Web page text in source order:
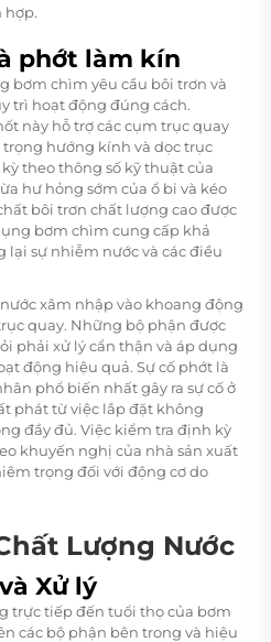
hợp.
phớt làm kín
bơm chìm yêu cầu bôi trơn và
trì hoạt động đúng cách.
này hỗ trợ các cụm trục quay
hướng kính và dọc trục
theo thông số kỹ thuật của
hư hỏng sớm của ổ bi và kéo
bôi trơn chất lượng cao được
bơm chìm cung cấp khả
lại sự nhiễm nước và các điều
xâm nhập vào khoang động
quay. Những bộ phận được
phải xử lý cẩn thận và áp dụng
động hiệu quả. Sự cố phớt là
phổ biến nhất gây ra sự cố ở
phát từ việc lắp đặt không
đầy đủ. Việc kiểm tra định kỳ
khuyến nghị của nhà sản xuất
trọng đối với động cơ do
Lượng Nước
Xử lý
trực tiếp đến tuổi thọ của bơm
các bộ phận bên trong và hiệu